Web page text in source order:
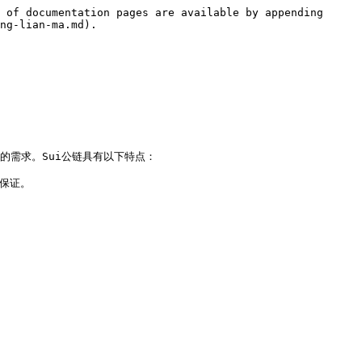
documentation pages are available by appending
lian-ma.md).
需求。Sui公链具有以下特点：
证。